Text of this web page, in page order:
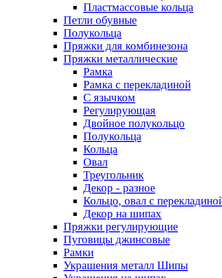
Пластмассовые кольца
Петли обувные
Полукольца
Пряжки для комбинезона
Пряжки металлические
Рамка
Рамка с перекладиной
С язычком
Регулирующая
Двойное полукольцо
Полукольца
Кольца
Овал
Треугольник
Декор - разное
Кольцо, овал с
Декор на шипах
Пряжки регулирующие
Пуговицы джинсовые
Рамки
Украшения металл Шипы